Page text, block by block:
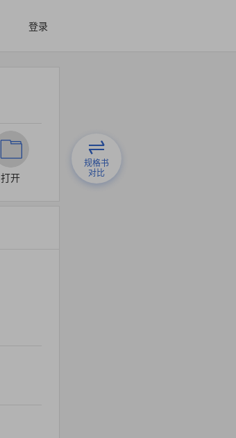
登录
打开
规格书
对比